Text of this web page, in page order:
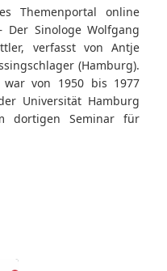
Themenportal online
Der Sinologe Wolfgang
verfasst von Antje
(Hamburg).
war von 1950 bis 1977
Universität Hamburg
dortigen Seminar für